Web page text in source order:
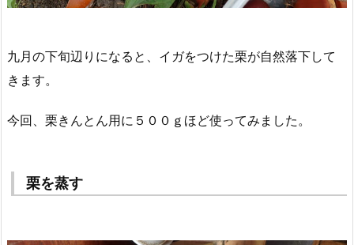
九月の下旬辺りになると、イガをつけた栗が自然落下して
きます。
今回、栗きんとん用に５００ｇほど使ってみました。
栗を蒸す